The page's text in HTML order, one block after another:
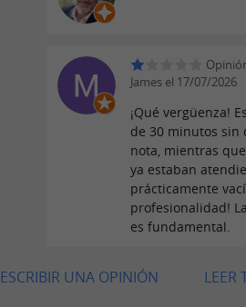
James el 17/07/2026
¡Qué vergüenza!
de 30 minutos sin
nota, mientras
ya estaban
prácticamente
profesionalidad!
es fundamental.
LEER
ESCRIBIR UNA OPINIÓN